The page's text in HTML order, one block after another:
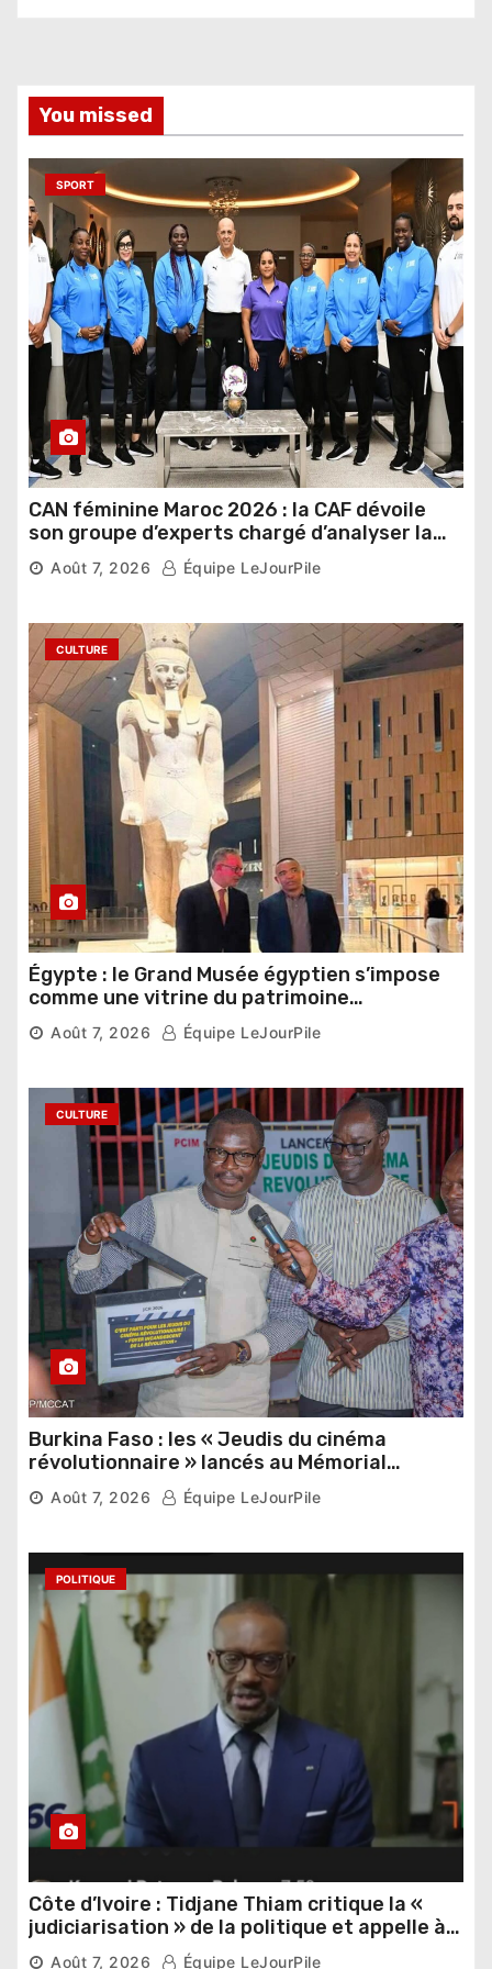
You missed
SPORT
CAN féminine Maroc 2026 : la CAF dévoile
son groupe d’experts chargé d’analyser la
compétition
Août 7, 2026 Équipe LeJourPile
CULTURE
Égypte : le Grand Musée égyptien s’impose
comme une vitrine du patrimoine
pharaonique auprès des dirigeants
étrangers
Août 7, 2026 Équipe LeJourPile
CULTURE
Burkina Faso : les « Jeudis du cinéma
révolutionnaire » lancés au Mémorial
Thomas Sankara
Août 7, 2026 Équipe LeJourPile
POLITIQUE
Côte d’Ivoire : Tidjane Thiam critique la «
judiciarisation » de la politique et appelle à
poursuivre l’apaisement
Août 7, 2026 Équipe LeJourPile